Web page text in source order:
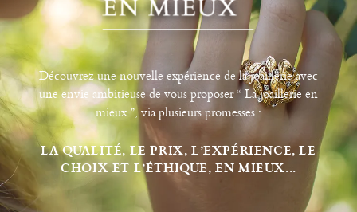
Découvrez une nouvelle expérience de la joaillerie avec
une envie ambitieuse de vous proposer “ La joaillerie en
mieux ”, via plusieurs promesses :
LA QUALITÉ, LE PRIX, L’EXPÉRIENCE, LE
CHOIX ET L’ÉTHIQUE, EN MIEUX...